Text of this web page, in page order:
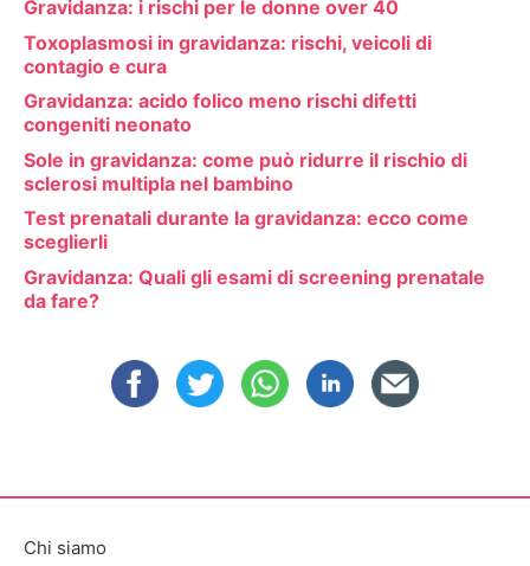
Gravidanza: i rischi per le donne over 40
Toxoplasmosi in gravidanza: rischi, veicoli di
contagio e cura
Gravidanza: acido folico meno rischi difetti
congeniti neonato
Sole in gravidanza: come può ridurre il rischio di
sclerosi multipla nel bambino
Test prenatali durante la gravidanza: ecco come
sceglierli
Gravidanza: Quali gli esami di screening prenatale
da fare?
Chi siamo